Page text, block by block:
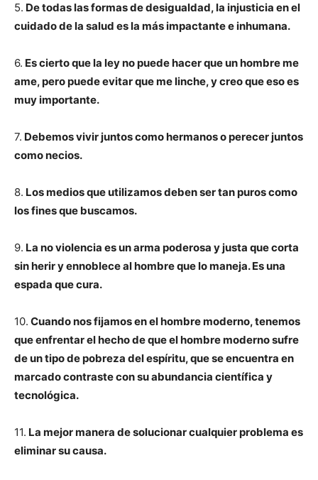
5. De todas las formas de desigualdad, la injusticia en el
cuidado de la salud es la más impactante e inhumana.
6. Es cierto que la ley no puede hacer que un hombre me
ame, pero puede evitar que me linche, y creo que eso es
muy importante.
7. Debemos vivir juntos como hermanos o perecer juntos
como necios.
8. Los medios que utilizamos deben ser tan puros como
los fines que buscamos.
9. La no violencia es un arma poderosa y justa que corta
sin herir y ennoblece al hombre que lo maneja. Es una
espada que cura.
10. Cuando nos fijamos en el hombre moderno, tenemos
que enfrentar el hecho de que el hombre moderno sufre
de un tipo de pobreza del espíritu, que se encuentra en
marcado contraste con su abundancia científica y
tecnológica.
11. La mejor manera de solucionar cualquier problema es
eliminar su causa.